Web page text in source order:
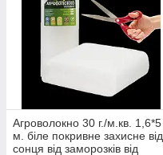
Агроволокно 30 г./м.кв. 1,6*5
м. біле покривне захисне від
сонця від заморозків від